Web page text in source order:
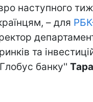
наступного
– для
та
банку''